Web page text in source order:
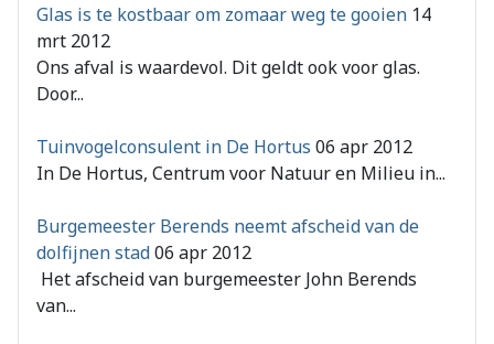
Glas is te kostbaar om zomaar weg te gooien 14
mrt 2012
Ons afval is waardevol. Dit geldt ook voor glas.
Door...
Tuinvogelconsulent in De Hortus 06 apr 2012
In De Hortus, Centrum voor Natuur en Milieu in...
Burgemeester Berends neemt afscheid van de
dolfijnen stad06 apr 2012
Het afscheid van burgemeester John Berends
van...